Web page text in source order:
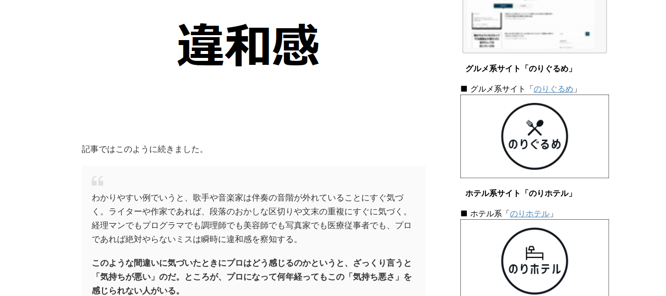
記事ではこのように続きました。
わかりやすい例でいうと、歌手や音楽家は伴奏の音階が外れていることにすぐ気づ
く。ライターや作家であれば、段落のおかしな区切りや文末の重複にすぐに気づく。
経理マンでもプログラマでも調理師でも美容師でも写真家でも医療従事者でも、プロ
であれば絶対やらないミスは瞬時に違和感を察知する。
このような間違いに気づいたときにプロはどう感じるのかというと、ざっくり言うと
「気持ちが悪い」のだ。ところが、プロになって何年経ってもこの「気持ち悪さ」を
感じられない人がいる。
|
の
え
グルメ系サイト「のりぐるめ」
■ グルメ系サイト「のりぐるめ 」
ホテル系サイト「のりホテル」
■ ホテル系「のりホテル 」